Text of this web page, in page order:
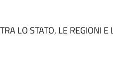
LO STATO, LE REGIONI E